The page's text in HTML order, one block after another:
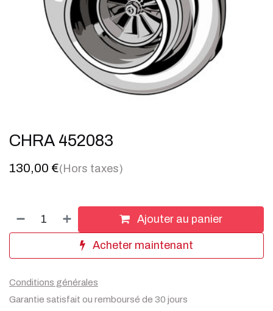
CHRA 452083
130,00 €(Hors taxes)
Ajouter au panier
Acheter maintenant
Conditions générales
Garantie satisfait ou remboursé de 30 jours